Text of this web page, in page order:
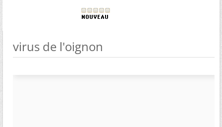
virus de l'oignon